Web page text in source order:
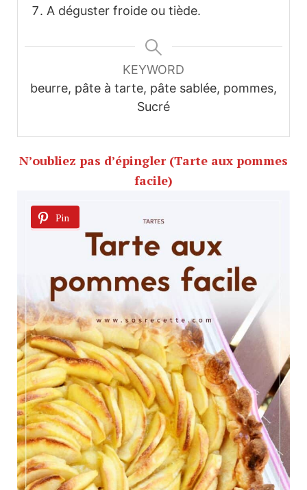
A déguster froide ou tiède.
KEYWORD
beurre, pâte à tarte, pâte sablée, pommes,
Sucré
N’oubliez pas d’épingler (Tarte aux pommes
facile)
Pin